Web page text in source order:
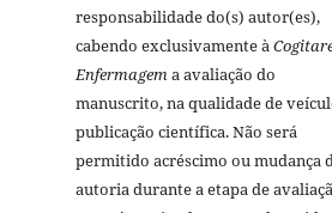
responsabilidade do(s) autor(es),
cabendo exclusivamente à
Enfermagema avaliação do
manuscrito, na qualidade de
publicação científica. Não será
permitido acréscimo ou mudança
autoria durante a etapa de